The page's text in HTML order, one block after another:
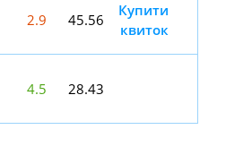
2.9 45.56
Купити
квиток
4.5 28.43